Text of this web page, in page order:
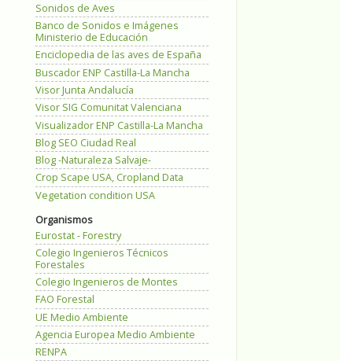
Sonidos de Aves
Banco de Sonidos e Imágenes
Ministerio de Educación
Enciclopedia de las aves de España
Buscador ENP Castilla-La Mancha
Visor Junta Andalucía
Visor SIG Comunitat Valenciana
Visualizador ENP Castilla-La Mancha
Blog SEO Ciudad Real
Blog -Naturaleza Salvaje-
Crop Scape USA, Cropland Data
Vegetation condition USA
Organismos
Eurostat - Forestry
Colegio Ingenieros Técnicos
Forestales
Colegio Ingenieros de Montes
FAO Forestal
UE Medio Ambiente
Agencia Europea Medio Ambiente
RENPA